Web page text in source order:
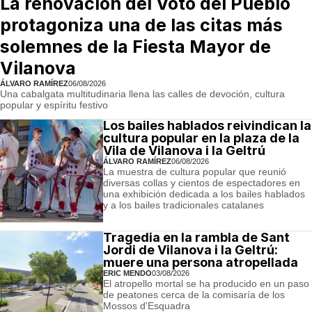
protagoniza una de las citas más
solemnes de la Fiesta Mayor de
Vilanova
ÁLVARO RAMÍREZ06/08/2026
Una cabalgata multitudinaria llena las calles de devoción, cultura
popular y espíritu festivo
Los bailes hablados reivindican la
cultura popular en la plaza de la
Vila de Vilanova i la Geltrú
ÁLVARO RAMÍREZ06/08/2026
La muestra de cultura popular que reunió
diversas collas y cientos de espectadores en
una exhibición dedicada a los bailes hablados
y a los bailes tradicionales catalanes
Tragedia en la rambla de Sant
Jordi de Vilanova i la Geltrú:
muere una persona atropellada
ERIC MENDO03/08/2026
El atropello mortal se ha producido en un paso
de peatones cerca de la comisaría de los
Mossos d'Esquadra